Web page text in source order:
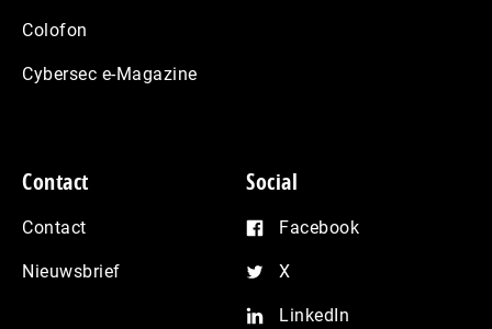
Colofon
Cybersec e-Magazine
Contact
Contact
Nieuwsbrief
Social
Facebook
X
LinkedIn